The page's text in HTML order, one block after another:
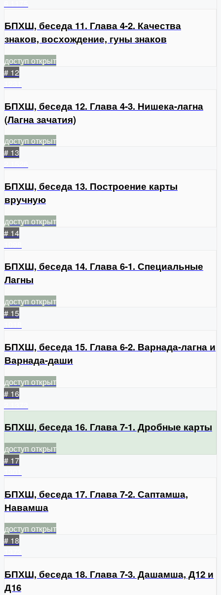
БПХШ, беседа 11. Глава 4-2. Качества
знаков, восхождение, гуны знаков
доступ открыт
# 12
БПХШ, беседа 12. Глава 4-3. Нишека-лагна
(Лагна зачатия)
доступ открыт
# 13
БПХШ, беседа 13. Построение карты
вручную
доступ открыт
# 14
БПХШ, беседа 14. Глава 6-1. Специальные
Лагны
доступ открыт
# 15
БПХШ, беседа 15. Глава 6-2. Варнада-лагна и
Варнада-даши
доступ открыт
# 16
БПХШ, беседа 16. Глава 7-1. Дробные карты
доступ открыт
# 17
БПХШ, беседа 17. Глава 7-2. Саптамша,
Навамша
доступ открыт
# 18
БПХШ, беседа 18. Глава 7-3. Дашамша, Д12 и
Д16